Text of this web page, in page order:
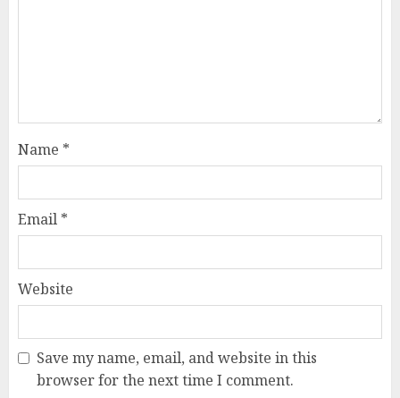
Name *
Email *
Website
Save my name, email, and website in this
browser for the next time I comment.